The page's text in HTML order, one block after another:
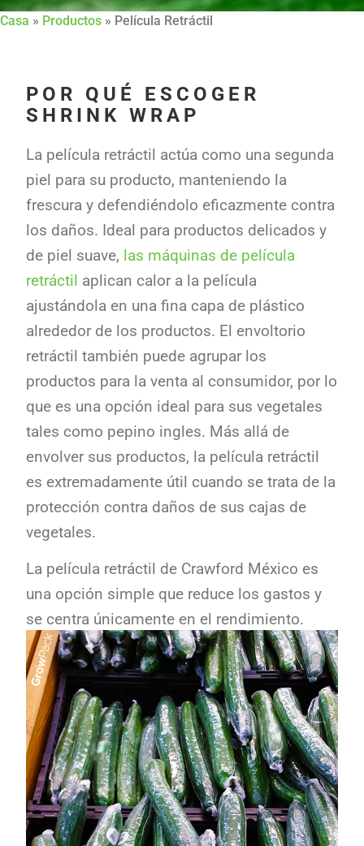
Casa » Productos » Película Retráctil
POR QUÉ ESCOGER
SHRINK WRAP
La película retráctil actúa como una segunda
piel para su producto, manteniendo la
frescura y defendiéndolo eficazmente contra
los daños. Ideal para productos delicados y
de piel suave, las máquinas de película
retráctil aplican calor a la película
ajustándola en una fina capa de plástico
alrededor de los productos. El envoltorio
retráctil también puede agrupar los
productos para la venta al consumidor, por lo
que es una opción ideal para sus vegetales
tales como pepino ingles. Más allá de
envolver sus productos, la película retráctil
es extremadamente útil cuando se trata de la
protección contra daños de sus cajas de
vegetales.
La película retráctil de Crawford México es
una opción simple que reduce los gastos y
se centra únicamente en el rendimiento.